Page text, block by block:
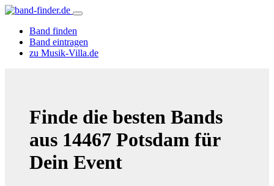
Band finden
Band eintragen
zu Musik-Villa.de
Finde die besten Bands
aus 14467 Potsdam für
Dein Event